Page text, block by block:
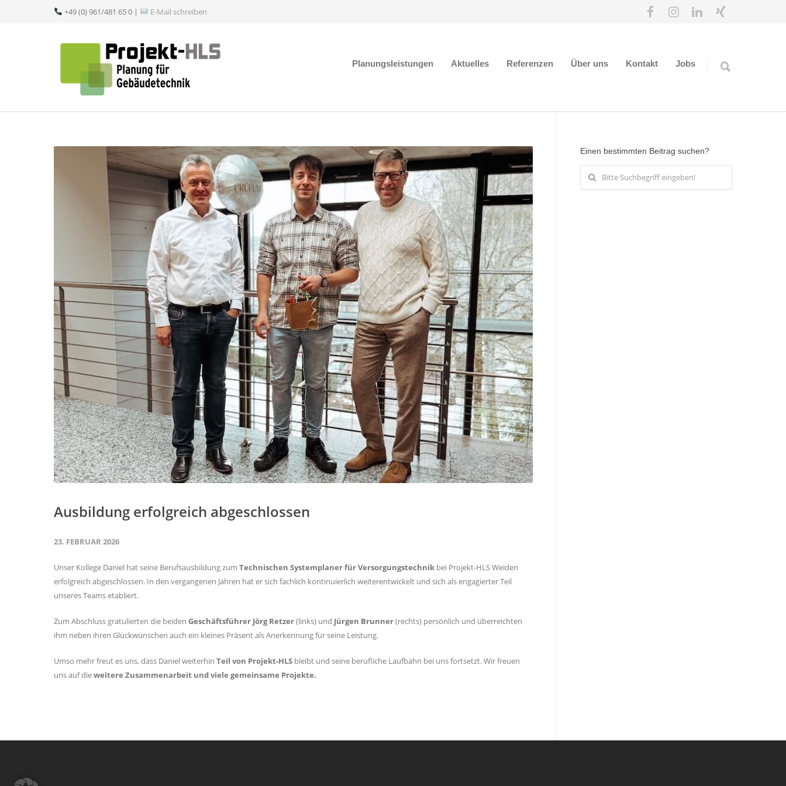
+49 (0) 961/481 65 0 | E-Mail schreiben
Planungsleistungen Aktuelles Referenzen Über uns Kontakt Jobs
Ausbildung erfolgreich abgeschlossen
23. FEBRUAR 2026
Unser Kollege Daniel hat seine Berufsausbildung zum Technischen Systemplaner für Versorgungstechnik bei Projekt-HLS Weiden
erfolgreich abgeschlossen. In den vergangenen Jahren hat er sich fachlich kontinuierlich weiterentwickelt und sich als engagierter Teil
unseres Teams etabliert.
Zum Abschluss gratulierten die beiden Geschäftsführer Jörg Retzer(links) und Jürgen Brunner(rechts) persönlich und überreichten
ihm neben ihren Glückwünschen auch ein kleines Präsent als Anerkennung für seine Leistung.
Umso mehr freut es uns, dass Daniel weiterhin Teil von Projekt-HLS bleibt und seine berufliche Laufbahn bei uns fortsetzt. Wir freuen
uns auf dieweitere Zusammenarbeit und viele gemeinsame Projekte.
Einen bestimmten Beitrag suchen?